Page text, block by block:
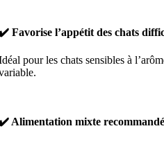
Favorise l’appétit des chats
pour les chats sensibles à
Alimentation mixte